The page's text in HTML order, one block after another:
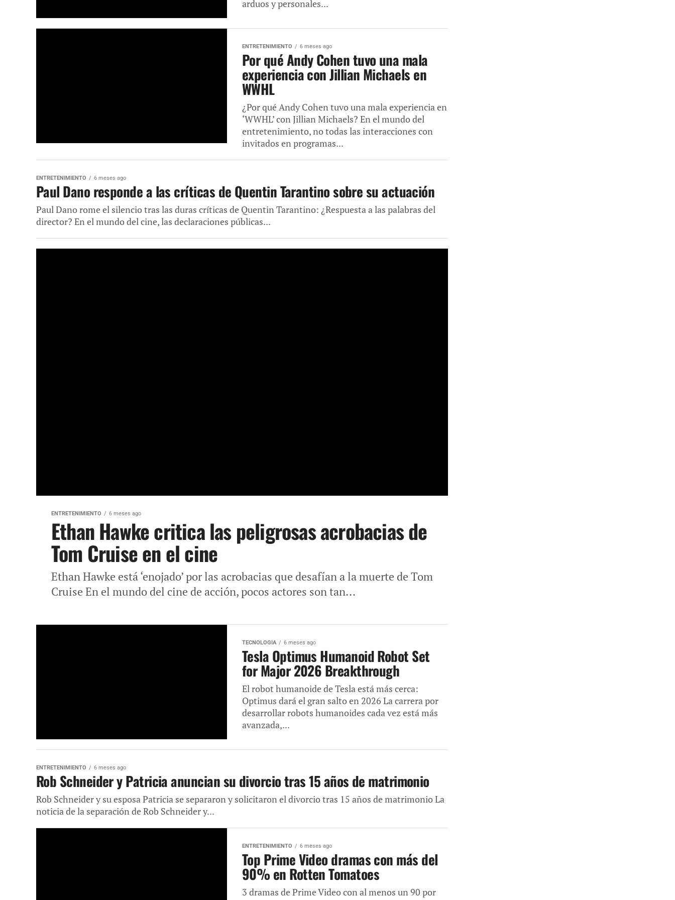
arduos y personales...
ENTRETENIMIENTO 6 meses ago
Por qué Andy Cohen tuvo una mala
experiencia con Jillian Michaels en
WWHL
¿Por qué Andy Cohen tuvo una mala experiencia en
‘WWHL’ con Jillian Michaels? En el mundo del
entretenimiento, no todas las interacciones con
invitados en programas...
ENTRETENIMIENTO 6 meses ago
Paul Dano responde a las críticas de Quentin Tarantino sobre su actuación
Paul Dano rome el silencio tras las duras críticas de Quentin Tarantino: ¿Respuesta a las palabras del
director? En el mundo del cine, las declaraciones públicas...
ENTRETENIMIENTO 6 meses ago
Ethan Hawke critica las peligrosas acrobacias de
Tom Cruise en el cine
Ethan Hawke está ‘enojado’ por las acrobacias que desafían a la muerte de Tom
Cruise En el mundo del cine de acción, pocos actores son tan...
TECNOLOGIA 6 meses ago
Tesla Optimus Humanoid Robot Set
for Major 2026 Breakthrough
El robot humanoide de Tesla está más cerca:
Optimus dará el gran salto en 2026 La carrera por
desarrollar robots humanoides cada vez está más
avanzada,...
ENTRETENIMIENTO 6 meses ago
Rob Schneider y Patricia anuncian su divorcio tras 15 años de matrimonio
Rob Schneider y su esposa Patricia se separaron y solicitaron el divorcio tras 15 años de matrimonio La
noticia de la separación de Rob Schneider y...
ENTRETENIMIENTO 6 meses ago
Top Prime Video dramas con más del
90% en Rotten Tomatoes
3 dramas de Prime Video con al menos un 90 por